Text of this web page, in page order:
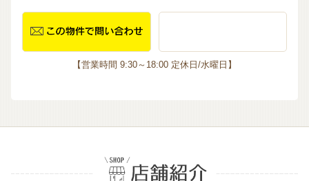
【営業時間 9:30～18:00 定休日/水曜日】